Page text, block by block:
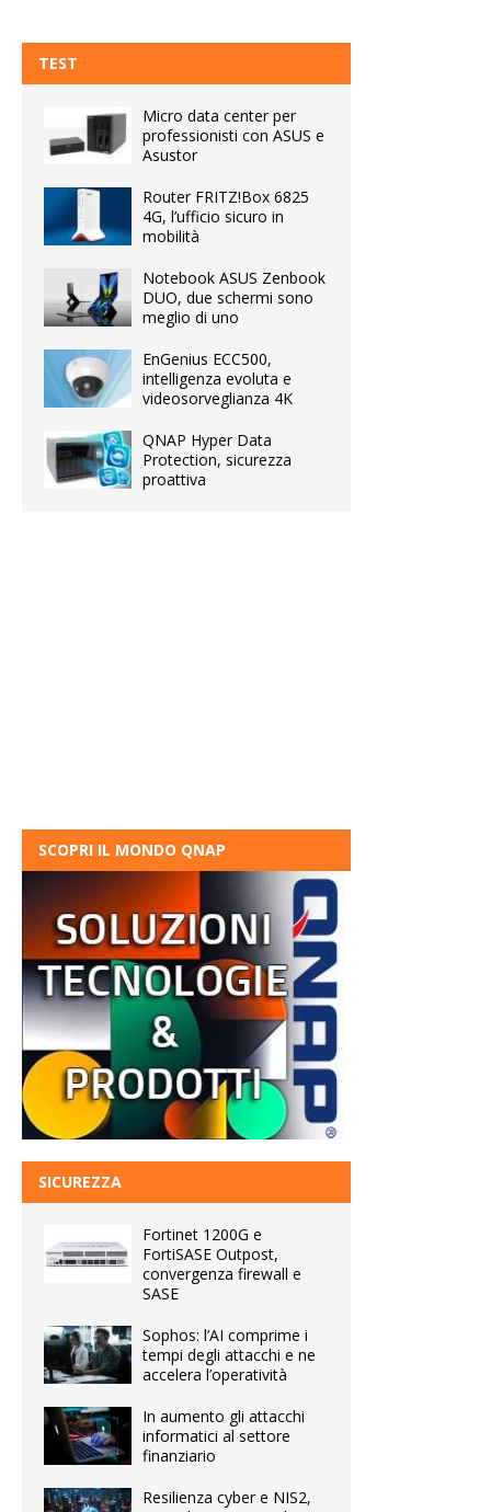
TEST
Micro data center per
professionisti con ASUS e
Asustor
Router FRITZ!Box 6825
4G, l’ufficio sicuro in
mobilità
Notebook ASUS Zenbook
DUO, due schermi sono
meglio di uno
EnGenius ECC500,
intelligenza evoluta e
videosorveglianza 4K
QNAP Hyper Data
Protection, sicurezza
proattiva
SCOPRI IL MONDO QNAP
SICUREZZA
Fortinet 1200G e
FortiSASE Outpost,
convergenza firewall e
SASE
Sophos: l’AI comprime i
tempi degli attacchi e ne
accelera l’operatività
In aumento gli attacchi
informatici al settore
finanziario
Resilienza cyber e NIS2,